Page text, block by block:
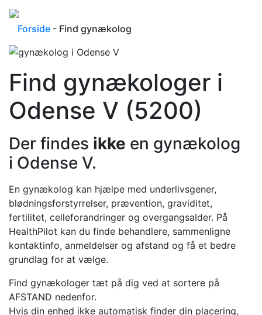
Forside - Find gynækolog
Find gynækologer i
Odense V (5200)
Der findes ikke en gynækolog
i Odense V.
En gynækolog kan hjælpe med underlivsgener,
blødningsforstyrrelser, prævention, graviditet,
fertilitet, celleforandringer og overgangsalder. På
HealthPilot kan du finde behandlere, sammenligne
kontaktinfo, anmeldelser og afstand og få et bedre
grundlag for at vælge.
Find gynækologer tæt på dig ved at sortere på
AFSTAND nedenfor.
Hvis din enhed ikke automatisk finder din placering,